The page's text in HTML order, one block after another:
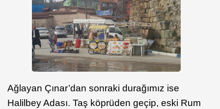
Ağlayan Çınar’dan sonraki durağımız ise
Halilbey Adası. Taş köprüden geçip, eski Rum